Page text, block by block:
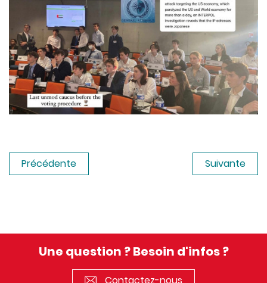
Précédente Suivante
Une question ? Besoin d'infos ?